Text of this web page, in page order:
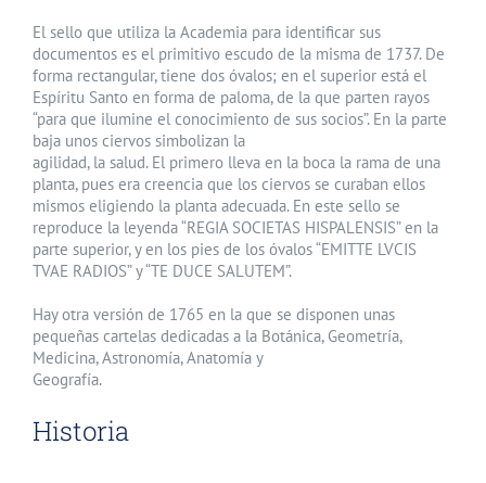
El sello que utiliza la Academia para identificar sus
documentos es el primitivo escudo de la misma de 1737. De
forma rectangular, tiene dos óvalos; en el superior está el
Espíritu Santo en forma de paloma, de la que parten rayos
“para que ilumine el conocimiento de sus socios”. En la parte
baja unos ciervos simbolizan la
agilidad, la salud. El primero lleva en la boca la rama de una
planta, pues era creencia que los ciervos se curaban ellos
mismos eligiendo la planta adecuada. En este sello se
reproduce la leyenda “REGIA SOCIETAS HISPALENSIS” en la
parte superior, y en los pies de los óvalos “EMITTE LVCIS
TVAE RADIOS” y “TE DUCE SALUTEM”.
Hay otra versión de 1765 en la que se disponen unas
pequeñas cartelas dedicadas a la Botánica, Geometría,
Medicina, Astronomía, Anatomía y
Geografía.
Historia